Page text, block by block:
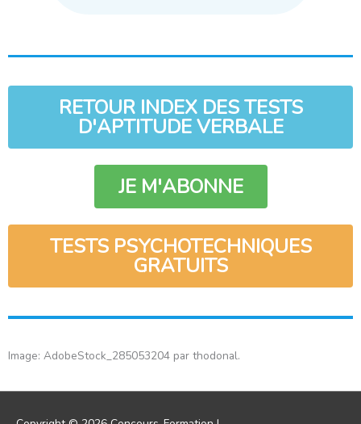
RETOUR INDEX DES TESTS
D'APTITUDE VERBALE
JE M'ABONNE
TESTS PSYCHOTECHNIQUES
GRATUITS
Image: AdobeStock_285053204 par thodonal.